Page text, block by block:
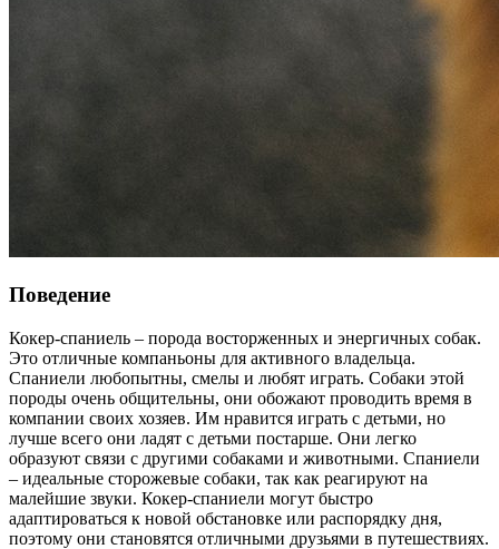
Поведение
Кокер-спаниель – порода восторженных и энергичных собак.
Это отличные компаньоны для активного владельца.
Спаниели любопытны, смелы и любят играть. Собаки этой
породы очень общительны, они обожают проводить время в
компании своих хозяев. Им нравится играть с детьми, но
лучше всего они ладят с детьми постарше. Они легко
образуют связи с другими собаками и животными. Спаниели
– идеальные сторожевые собаки, так как реагируют на
малейшие звуки. Кокер-спаниели могут быстро
адаптироваться к новой обстановке или распорядку дня,
поэтому они становятся отличными друзьями в путешествиях.